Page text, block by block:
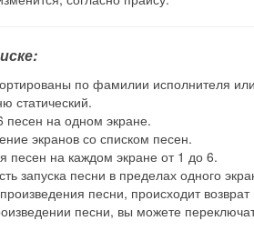
по фамилии исполнителя
статический.
на одном экране.
экранов со списком песен.
песен на каждом экране от 1 до 6.
запуска песни в пределах одного
песни, происходит
песни, вы можете